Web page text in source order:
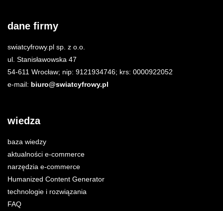
dane firmy
swiatcyfrowy.pl sp. z o.o.
ul. Stanisławowska 47
54-611 Wrocław; nip: 9121934746; krs: 0000922052
e-mail: biuro@swiatcyfrowy.pl
wiedza
baza wiedzy
aktualności e-commerce
narzędzia e-commerce
Humanized Content Generator
technologie i rozwiązania
FAQ